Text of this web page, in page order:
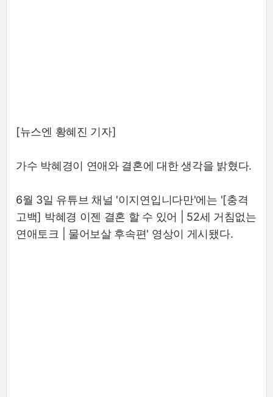
[뉴스엔 황혜진 기자]
가수 박혜경이 연애와 결혼에 대한 생각을 밝혔다.
6월 3일 유튜브 채널 '이지연입니다만'에는 '[충격
고백] 박혜경 이젠 결혼 할 수 있어 | 52세 거침없는
연애토크 | 물어보살 후속편' 영상이 게시됐다.